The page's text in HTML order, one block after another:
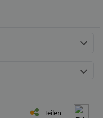
Teilen